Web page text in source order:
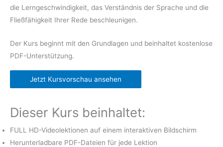
die Lerngeschwindigkeit, das Verständnis der Sprache und die
Fließfähigkeit Ihrer Rede beschleunigen.
Der Kurs beginnt mit den Grundlagen und beinhaltet kostenlose
PDF-Unterstützung.
Jetzt Kursvorschau ansehen
Dieser Kurs beinhaltet:
FULL HD-Videolektionen auf einem interaktiven Bildschirm
Herunterladbare PDF-Dateien für jede Lektion